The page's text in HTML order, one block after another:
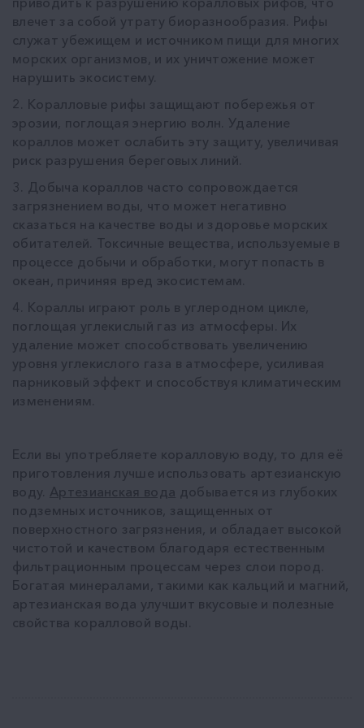
влечет за собой утрату биоразнообразия. Рифы
служат убежищем и источником пищи для многих
морских организмов, и их уничтожение может
нарушить экосистему.
2. Коралловые рифы защищают побережья от
эрозии, поглощая энергию волн. Удаление
кораллов может ослабить эту защиту, увеличивая
риск разрушения береговых линий.
3. Добыча кораллов часто сопровождается
загрязнением воды, что может негативно
сказаться на качестве воды и здоровье морских
обитателей. Токсичные вещества, используемые в
процессе добычи и обработки, могут попасть в
океан, причиняя вред экосистемам.
4. Кораллы играют роль в углеродном цикле,
поглощая углекислый газ из атмосферы. Их
удаление может способствовать увеличению
уровня углекислого газа в атмосфере, усиливая
парниковый эффект и способствуя климатическим
изменениям.
Если вы употребляете коралловую воду, то для её
приготовления лучше использовать артезианскую
воду. Артезианская вода добывается из глубоких
подземных источников, защищенных от
поверхностного загрязнения, и обладает высокой
чистотой и качеством благодаря естественным
фильтрационным процессам через слои пород.
Богатая минералами, такими как кальций и магний,
артезианская вода улучшит вкусовые и полезные
свойства коралловой воды.